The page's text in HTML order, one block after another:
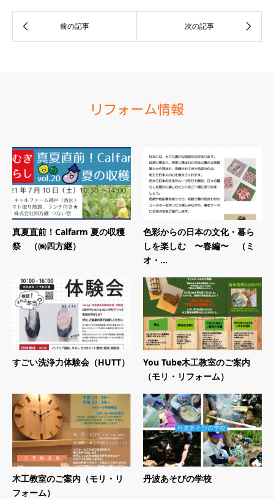
リフォーム情報
真夏直前！Calfarm 夏の収穫
祭 （㈱四方継）
色彩からの日本の文化・暮ら
しを楽しむ 〜春編〜 （ミ
オ・...
すごい洗浄力体験会（HUTT）
You Tube木工教室のご案内
（モリ・リフォーム）
木工教室のご案内（モリ・リ
フォーム）
丹波あそびの学校